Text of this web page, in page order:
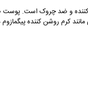
کننده و ضد چروک است.
کرم روشن کننده